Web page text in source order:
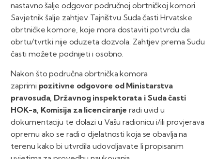
nastavno šalje odgovor područnoj obrtničkoj komori.
Savjetnik šalje zahtjev Tajništvu Suda časti Hrvatske
obrtničke komore, koje mora dostaviti potvrdu da
obrtu/tvrtki nije oduzeta dozvola. Zahtjev prema Sudu
časti možete podnijeti i osobno.
Nakon što područna obrtnička komora
zaprimi pozitivne odgovore od Ministarstva
pravosuđa, Državnog inspektorata i Suda časti
HOK-a, Komisija za licenciranje radi uvid u
dokumentaciju te dolazi u Vašu radionicu i/ili provjerava
opremu ako se radi o djelatnosti koja se obavlja na
terenu kako bi utvrdila udovoljavate li propisanim